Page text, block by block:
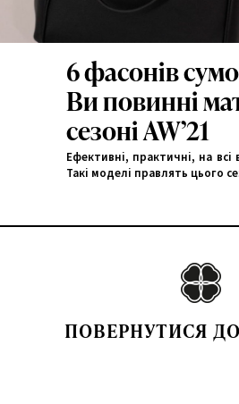
6 фасонів
Ви повинні
сезоні AW’21
Ефективні, практичні, на
Такі моделі правлять цього
ПОВЕРНУТИСЯ